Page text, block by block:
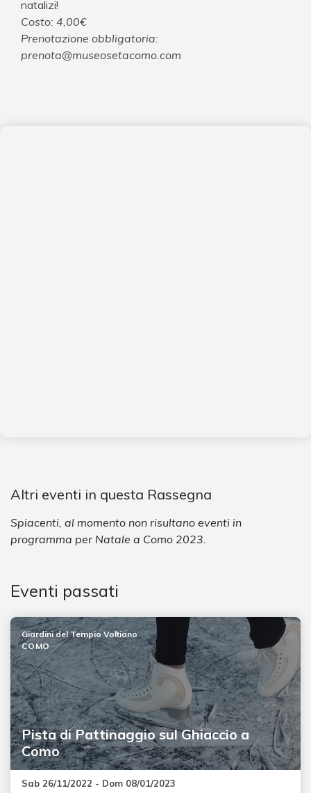
natalizi!
Costo: 4,00€
Prenotazione obbligatoria:
prenota@museosetacomo.com
Altri eventi in questa Rassegna
Spiacenti, al momento non risultano eventi in
programma per Natale a Como 2023.
Eventi passati
Pista di Pattinaggio sul Ghiaccio a
Como
Giardini del Tempio Voltiano
COMO
Sab 26/11/2022 - Dom 08/01/2023